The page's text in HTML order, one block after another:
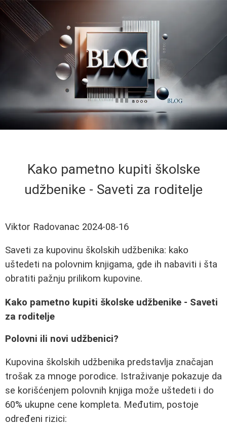
Kako pametno kupiti školske
udžbenike - Saveti za roditelje
Viktor Radovanac 2024-08-16
Saveti za kupovinu školskih udžbenika: kako
uštedeti na polovnim knjigama, gde ih nabaviti i šta
obratiti pažnju prilikom kupovine.
Kako pametno kupiti školske udžbenike - Saveti
za roditelje
Polovni ili novi udžbenici?
Kupovina školskih udžbenika predstavlja značajan
trošak za mnoge porodice. Istraživanje pokazuje da
se korišćenjem polovnih knjiga može uštedeti i do
60% ukupne cene kompleta. Međutim, postoje
određeni rizici: